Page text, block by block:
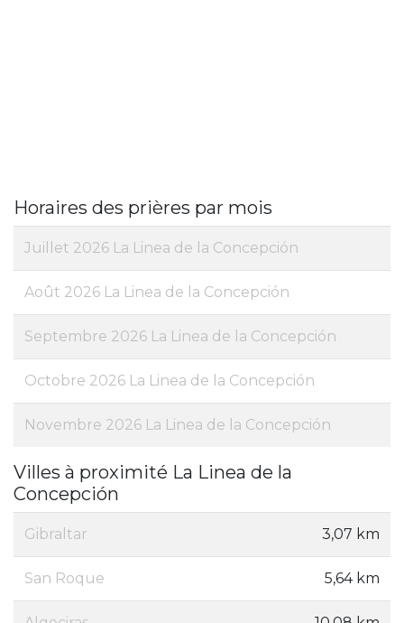
Horaires des prières par mois
Juillet 2026 La Linea de la Concepción
Août 2026 La Linea de la Concepción
Septembre 2026 La Linea de la Concepción
Octobre 2026 La Linea de la Concepción
Novembre 2026 La Linea de la Concepción
Villes à proximité La Linea de la
Concepción
Gibraltar 3,07 km
San Roque 5,64 km